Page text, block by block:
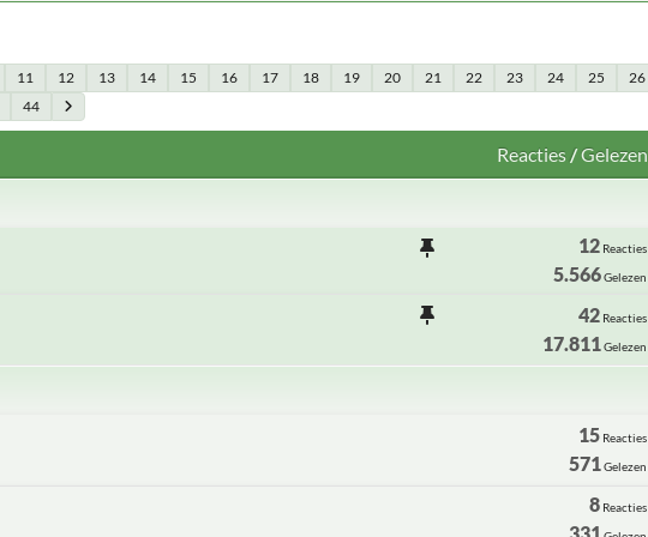
11 12 13 14 15 16 17 18 19 20 21 22 23 24 25 26
44
Reacties/Gelezen
12Reacties
5.566Gelezen
42Reacties
17.811Gelezen
15 Reacties
571Gelezen
8 Reacties